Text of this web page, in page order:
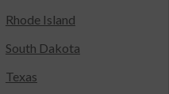
Rhode Island
South Dakota
Texas